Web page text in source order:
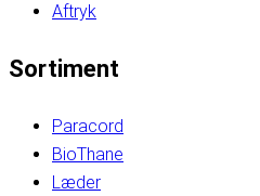
Aftryk
Sortiment
Paracord
BioThane
Læder